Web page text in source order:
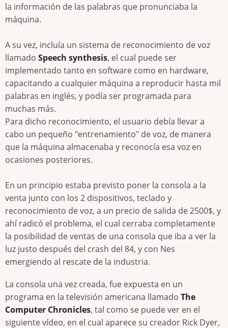
la información de las palabras que pronunciaba la
máquina.
A su vez, incluía un sistema de reconocimiento de voz
llamado Speech synthesis, el cual puede ser
implementado tanto en software como en hardware,
capacitando a cualquier máquina a reproducir hasta mil
palabras en inglés, y podía ser programada para
muchas más.
Para dicho reconocimiento, el usuario debía llevar a
cabo un pequeño "entrenamiento" de voz, de manera
que la máquina almacenaba y reconocía esa voz en
ocasiones posteriores.
En un principio estaba previsto poner la consola a la
venta junto con los 2 dispositivos, teclado y
reconocimiento de voz, a un precio de salida de 2500$, y
ahí radicó el problema, el cual cerraba completamente
la posibilidad de ventas de una consola que iba a ver la
luz justo después del crash del 84, y con Nes
emergiendo al rescate de la industria.
La consola una vez creada, fue expuesta en un
programa en la televisión americana llamado The
Computer Chronicles, tal como se puede ver en el
siguiente vídeo, en el cual aparece su creador Rick Dyer,